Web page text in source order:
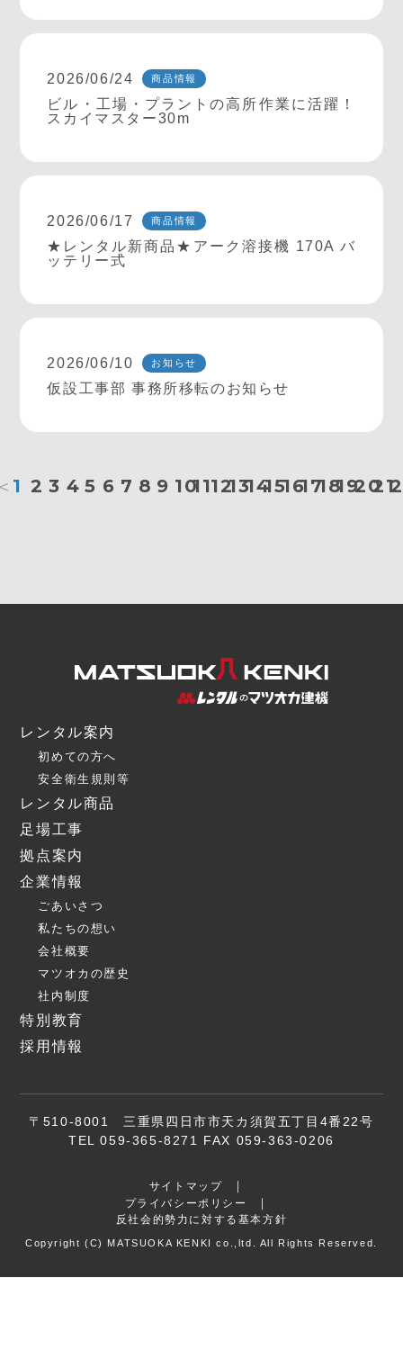
2026/06/24 商品情報
ビル・工場・プラントの高所作業に活躍！
スカイマスター30m
2026/06/17 商品情報
★レンタル新商品★アーク溶接機 170A バ
ッテリー式
2026/06/10 お知らせ
仮設工事部 事務所移転のお知らせ
1 2 3 4 5 6 7 8 9 101112131415161718192021
レンタル案内
初めての方へ
安全衛生規則等
レンタル商品
足場工事
拠点案内
企業情報
ごあいさつ
私たちの想い
会社概要
マツオカの歴史
社内制度
特別教育
採用情報
〒510-8001 三重県四日市市天カ須賀五丁目4番22号
TEL 059-365-8271 FAX 059-363-0206
サイトマップ
プライバシーポリシー
反社会的勢力に対する基本方針
Copyright (C) MATSUOKA KENKI co.,ltd. All Rights Reserved.